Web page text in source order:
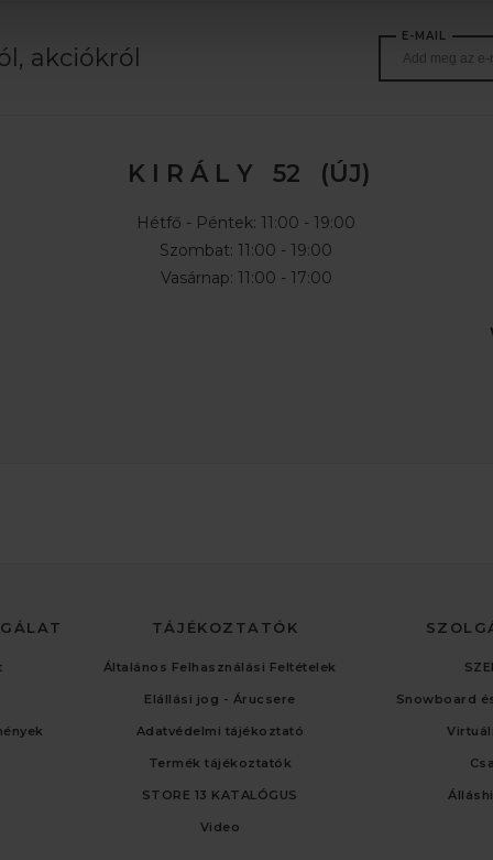
akciókról
E-MAIL
K I R Á L Y 52 (ÚJ)
Hétfő - Péntek: 11:00 - 19:00
Szombat: 11:00 - 19:00
Vasárnap: 11:00 - 17:00
TÁJÉKOZTATÓK
Általános Felhasználási Feltételek
Elállási jog - Árucsere
Adatvédelmi tájékoztató
Termék tájékoztatók
STORE 13 KATALÓGUS
Video
Snowboard